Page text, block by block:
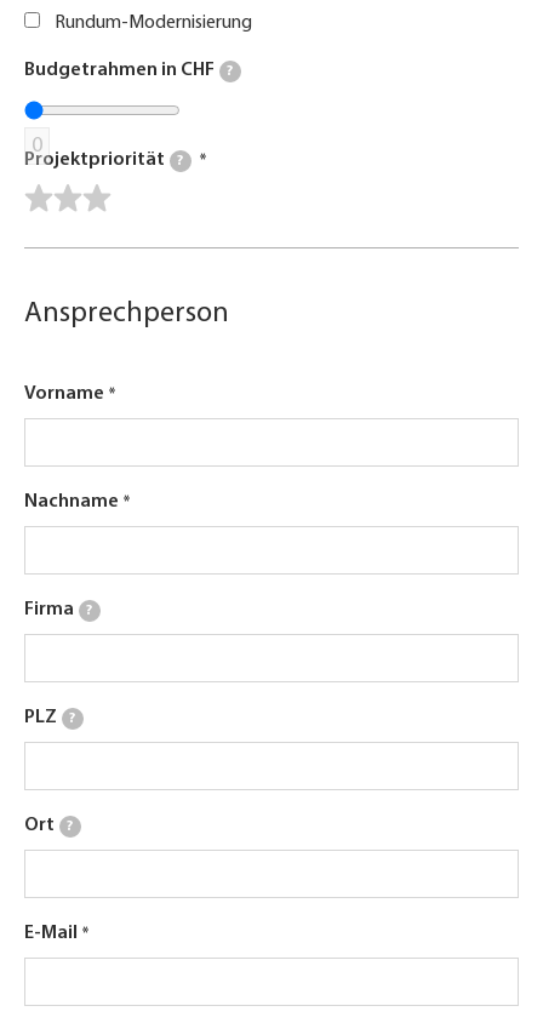
Rundum-Modernisierung
Budgetrahmen in CHF ?
0
Projektpriorität ?
Ansprechperson
Vorname
Nachname
Firma ?
PLZ ?
Ort ?
E-Mail